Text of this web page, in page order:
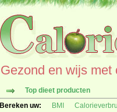
Gezond en wijs met
Top dieet producten
Bereken uw:
BMI